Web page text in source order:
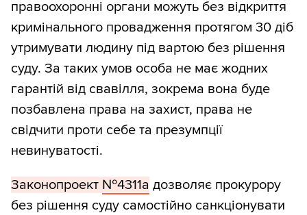
правоохоронні органи можуть без відкриття
кримінального провадження протягом 30 діб
утримувати людину під вартою без рішення
суду. За таких умов особа не має жодних
гарантій від свавілля, зокрема вона буде
позбавлена права на захист, права не
свідчити проти себе та презумпції
невинуватості.
Законопроект №4311а дозволяє прокурору
без рішення суду самостійно санкціонувати